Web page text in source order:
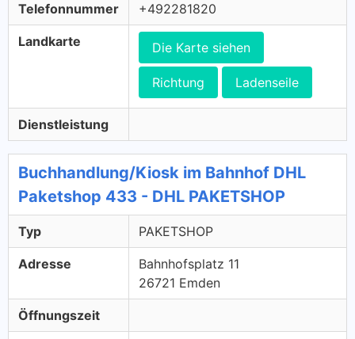
Telefonnummer +492281820
Landkarte Die Karte siehen
Richtung Ladenseile
Dienstleistung
Buchhandlung/Kiosk im Bahnhof DHL
Paketshop 433 - DHL PAKETSHOP
Typ PAKETSHOP
Adresse
Bahnhofsplatz 11
26721 Emden
Öffnungszeit